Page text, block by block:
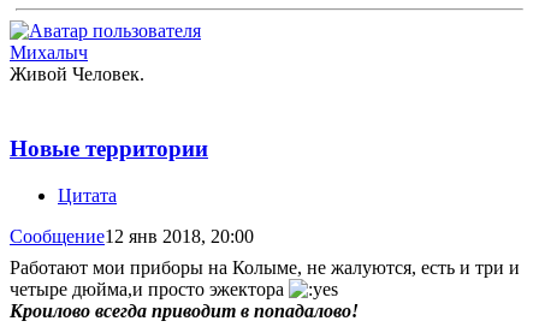
Михалыч
Живой Человек.
Новые территории
Цитата
Сообщение12 янв 2018, 20:00
Работают мои приборы на Колыме, не жалуются, есть и три и
четыре дюйма,и просто эжектора
Кроилово всегда приводит в попадалово!